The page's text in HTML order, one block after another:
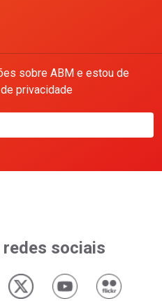
sobre ABM e estou de
privacidade
sociais